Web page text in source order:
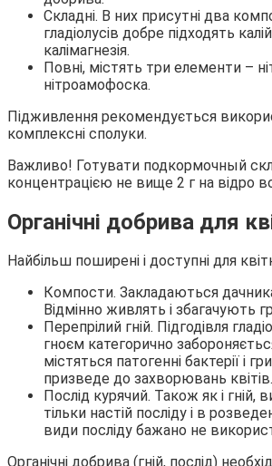
Складні. В них присутні два
гладіолусів добре підходять
калімагнезія.
Повні, містять три елементи –
нітроамофоска.
Підживлення рекомендується
комплексні сполуки.
Важливо! Готувати подкормочный
концентрацією не вище 2 г на відро
Органічні добрива для
Найбільш поширені і доступні для
Компости. Закладаються
Відмінно живлять і збагачують
Перепрілий гній. Підгодівля
гноєм категорично
містяться патогенні бактерії і
призведе до захворювань квітів.
Послід курячий. Також як і гній,
тільки настій посліду і в
види посліду бажано не
Органічні добрива (гній, послід)